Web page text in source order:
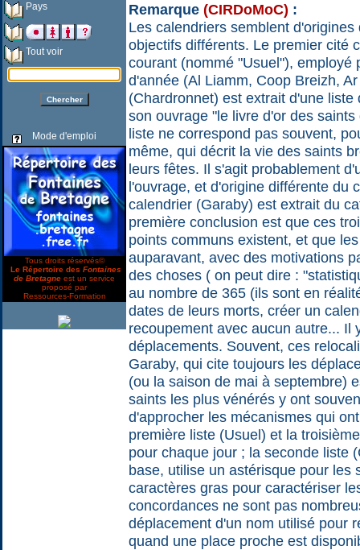
Pays
Tout voir
Mode d'emploi
Tous droits réservés©
Le Répertoire des Fontaines
de Bretagne est un service
proposé par
Ressources-Formation
Remarque (CIRDoMoC) :
Les calendriers semblent
objectifs différents. Le premier cité
courant (nommé "Usuel"),
d'année (Al Liamm, Coop Breizh,
(Chardronnet) est extrait d'une
son ouvrage "le livre d'or des
liste ne correspond pas souvent,
même, qui décrit la vie des saints
leurs fêtes. Il s'agit probablement
l'ouvrage, et d'origine différente du
calendrier (Garaby) est extrait du
première conclusion est que ces
points communs existent, et que
auparavant, avec des motivations
des choses ( on peut dire :
au nombre de 365 (ils sont en
dates de leurs morts, créer un
recoupement avec aucun autre... Il
déplacements. Souvent, ces
Garaby, qui cite toujours les
(ou la saison de mai à septembre)
saints les plus vénérés y ont
d'approcher les mécanismes qui
première liste (Usuel) et la
pour chaque jour ; la seconde liste
base, utilise un astérisque pour les
caractères gras pour caractériser
concordances ne sont pas
déplacement d'un nom utilisé pour
quand une place proche est